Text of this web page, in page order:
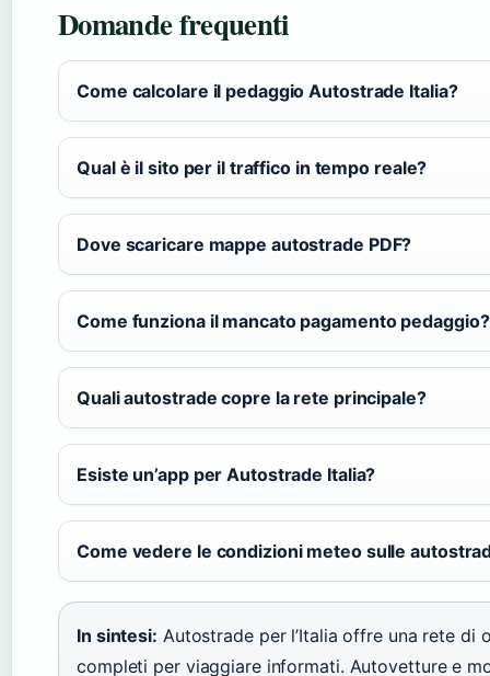
Domande frequenti
Come calcolare il pedaggio Autostrade Italia?
Qual è il sito per il traffico in tempo reale?
Dove scaricare mappe autostrade PDF?
Come funziona il mancato pagamento pedaggio?
Quali autostrade copre la rete principale?
Esiste un’app per Autostrade Italia?
Come vedere le condizioni meteo sulle
In sintesi: Autostrade per l’Italia offre una rete
completi per viaggiare informati. Autovetture e